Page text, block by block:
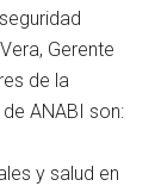
Gerente
de la
ANABI son:
y salud en